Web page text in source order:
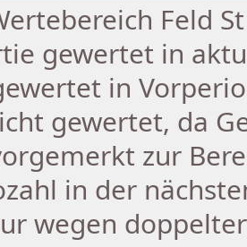
Feld
gewertet in
in
gewertet, da
zur
in der
wegen